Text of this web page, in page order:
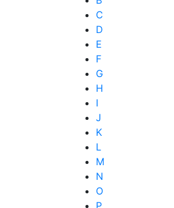
C
D
E
F
G
H
I
J
K
L
M
N
O
P